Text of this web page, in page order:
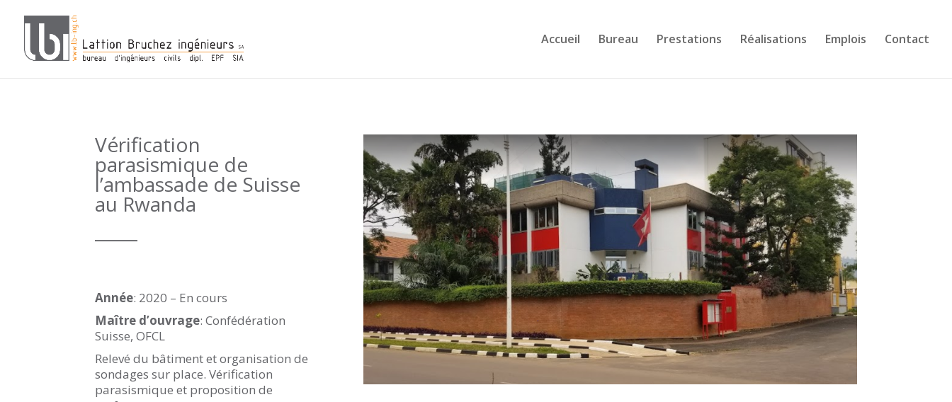
Accueil Bureau Prestations Réalisations Emplois Contact
Vérification
parasismique de
l’ambassade de Suisse
au Rwanda
Année: 2020 – En cours
Maître d’ouvrage: Confédération
Suisse, OFCL
Relevé du bâtiment et organisation de
sondages sur place. Vérification
parasismique et proposition de